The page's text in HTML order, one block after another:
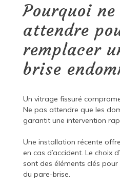
Pourquoi
attendre
remplacer
brise
Un vitrage fissuré
Ne pas attendre que les
garantit une intervention
Une installation récente
en cas d’accident. Le choix
sont des éléments clés
du pare-brise.